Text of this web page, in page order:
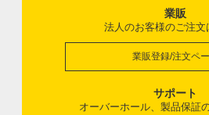
業販
法人のお客様のご注文
業販登録/注文ペ
サポート
オーバーホール、製品保証